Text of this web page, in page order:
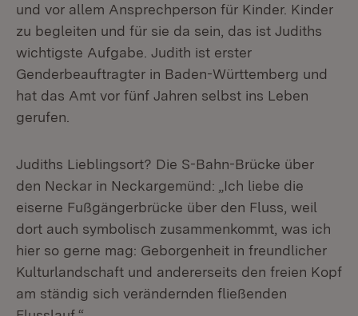
und vor allem Ansprechperson für Kinder. Kinder
zu begleiten und für sie da sein, das ist Judiths
wichtigste Aufgabe. Judith ist erster
Genderbeauftragter in Baden-Württemberg und
hat das Amt vor fünf Jahren selbst ins Leben
gerufen.
Judiths Lieblingsort? Die S-Bahn-Brücke über
den Neckar in Neckargemünd: „Ich liebe die
eiserne Fußgängerbrücke über den Fluss, weil
dort auch symbolisch zusammenkommt, was ich
hier so gerne mag: Geborgenheit in freundlicher
Kulturlandschaft und andererseits den freien Kopf
am ständig sich verändernden fließenden